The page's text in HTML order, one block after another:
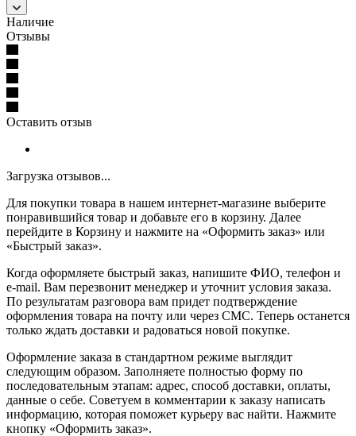
Наличие
Отзывы
Оставить отзыв
Загрузка отзывов...
Для покупки товара в нашем интернет-магазине выберите
понравившийся товар и добавьте его в корзину. Далее
перейдите в Корзину и нажмите на «Оформить заказ» или
«Быстрый заказ».
Когда оформляете быстрый заказ, напишите ФИО, телефон и
e-mail. Вам перезвонит менеджер и уточнит условия заказа.
По результатам разговора вам придет подтверждение
оформления товара на почту или через СМС. Теперь останется
только ждать доставки и радоваться новой покупке.
Оформление заказа в стандартном режиме выглядит
следующим образом. Заполняете полностью форму по
последовательным этапам: адрес, способ доставки, оплаты,
данные о себе. Советуем в комментарии к заказу написать
информацию, которая поможет курьеру вас найти. Нажмите
кнопку «Оформить заказ».